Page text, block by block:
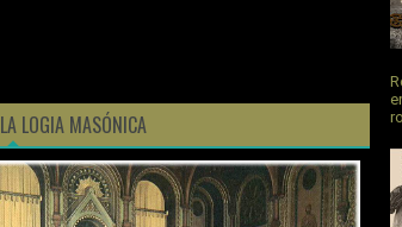
LA LOGIA MASÓNICA